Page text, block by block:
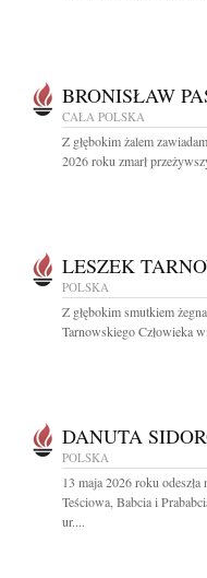
BRONISŁAW
CAŁA POLSKA
Z głębokim żalem
2026 roku zmarł
LESZEK
POLSKA
Z głębokim smutkiem
Tarnowskiego Człowieka
DANUTA
POLSKA
13 maja 2026 roku odeszła
Teściowa, Babcia i
ur....